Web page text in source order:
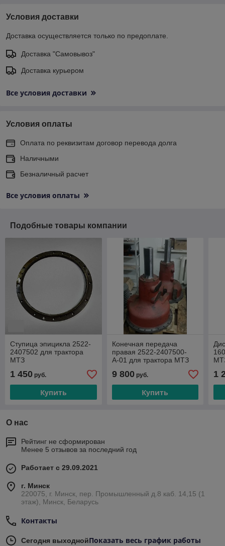
Условия доставки
Доставка осуществляется только по предоплате.
Доставка "Самовывоз"
Доставка курьером
Все условия доставки
Условия оплаты
Оплата по реквизитам договор перевода долга
Наличными
Безналичный расчет
Все условия оплаты
Подобные товары компании
Ступица эпицикла 2522-
2407502 для трактора
МТЗ
1 450 руб.
Купить
Конечная передача
правая 2522-2407500-
А-01 для трактора МТЗ
9 800руб.
Купить
1
О нас
Рейтинг не сформирован
Менее 5 отзывов за последний год
Работает с 29.09.2021
г. Минск
220075, г. Минск, пер. Промышленный д.8 каб. 14,15 (1
этаж), Минск, Беларусь
Контакты
Сегодня выходнойПоказать весь график работы